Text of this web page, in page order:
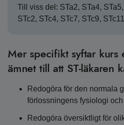
Till viss del: STa2, STa4,
STc2, STc4, STc7, STc9,
Mer specifikt syftar kurs
ämnet till att ST-läkaren
Redogöra för den normala
förlossningens fysiologi
Redogöra översiktligt för